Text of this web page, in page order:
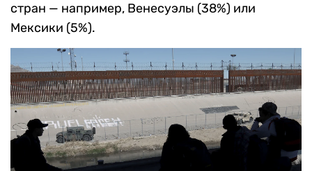
стран — например, Венесуэлы (38%) или
Мексики (5%).